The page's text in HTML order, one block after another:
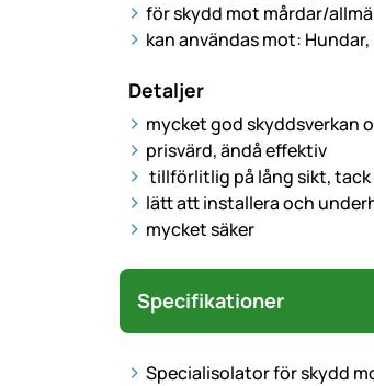
för skydd mot mårdar/
kan användas mot:
Detaljer
mycket god skyddsverkan
prisvärd, ändå effektiv
tillförlitlig på lång sikt,
lätt att installera och
mycket säker
Specifikationer
Specialisolator för skydd